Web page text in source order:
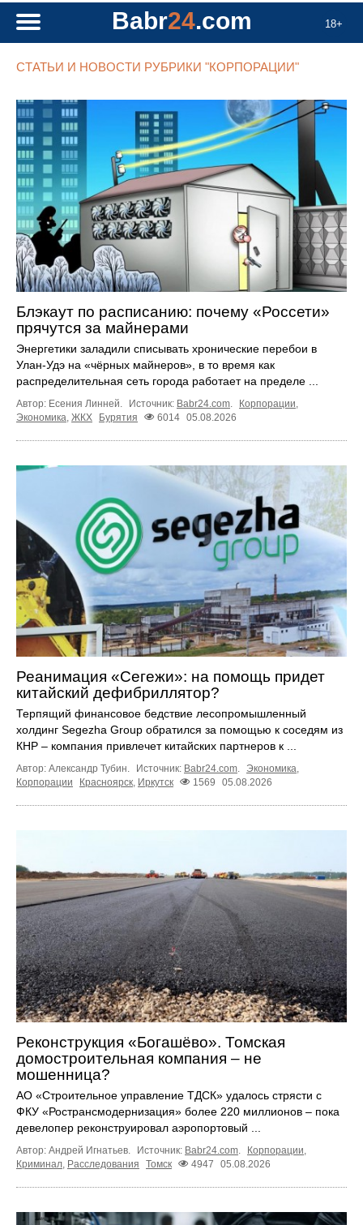
18+
Babr24.com
СТАТЬИ И НОВОСТИ РУБРИКИ "КОРПОРАЦИИ"
Блэкаут по расписанию: почему «Россети»
прячутся за майнерами
Энергетики заладили списывать хронические перебои в
Улан-Удэ на «чёрных майнеров», в то время как
распределительная сеть города работает на пределе ...
Автор: Есения Линней. Источник: Babr24.com Корпорации
Экономика ЖКХ Бурятия 6014 05.08.2026
Реанимация «Сегежи»: на помощь придет
китайский дефибриллятор?
Терпящий финансовое бедствие лесопромышленный
холдинг Segezha Group обратился за помощью к соседям из
КНР – компания привлечет китайских партнеров к ...
Автор: Александр Тубин. Источник: Babr24.com. Экономика,
Корпорации
Красноярск, Иркутск 1569 05.08.2026
Реконструкция «Богашёво». Томская
домостроительная компания – не
мошенница?
АО «Строительное управление ТДСК» удалось стрясти с
ФКУ «Ространсмодернизация» более 220 миллионов – пока
девелопер реконструировал аэропортовый ...
Автор: Андрей Игнатьев. Источник: Babr24.com. Корпорации,
Криминал, Расследования Томск 4947 05.08.2026